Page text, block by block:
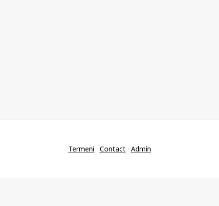
Termeni · Contact· Admin